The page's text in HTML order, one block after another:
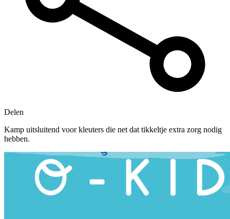
Delen
Kamp uitsluitend voor kleuters die net dat tikkeltje extra zorg nodig
hebben.